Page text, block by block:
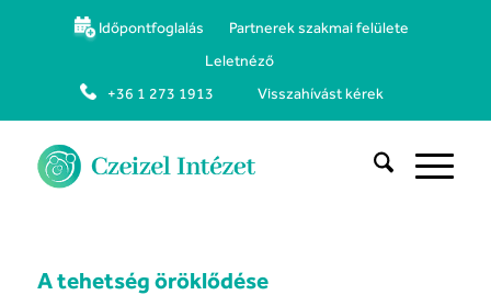
Időpontfoglalás
Partnerek szakmai felülete
Leletnéző
+36 1 273 1913
Visszahívást kérek
A tehetség öröklődése